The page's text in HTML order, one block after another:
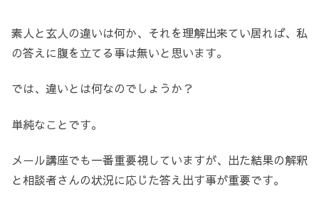
素人と玄人の違いは何か、それを理解出来てい居れば、私
の答えに腹を立てる事は無いと思います。
では、違いとは何なのでしょうか？
単純なことです。
メール講座でも一番重要視していますが、出た結果の解釈
と相談者さんの状況に応じた答え出す事が重要です。